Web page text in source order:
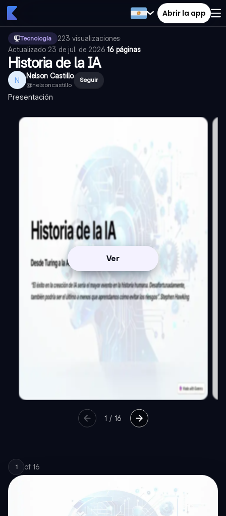
Abrir la app
Tecnología 223 visualizaciones·
Actualizado 23 de jul. de 2026·16 páginas
Historia de la IA
N Nelson Castillo
@nelsoncastillo
Seguir
Presentación
Ver
1 / 16
1 of 16